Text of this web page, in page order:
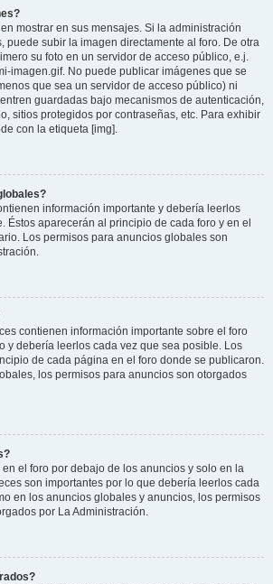
mostrar en sus mensajes. Si la administración
puede subir la imagen directamente al foro. De otra
su foto en un servidor de acceso público, e.j.
imagen.gif. No puede publicar imágenes que se
que sea un servidor de acceso público) ni
guardadas bajo mecanismos de autenticación,
sitios protegidos por contraseñas, etc. Para exhibir
con la etiqueta [img].
información importante y debería leerlos
Éstos aparecerán al principio de cada foro y en el
Los permisos para anuncios globales son
contienen información importante sobre el foro
y debería leerlos cada vez que sea posible. Los
de cada página en el foro donde se publicaron.
los permisos para anuncios son otorgados
el foro por debajo de los anuncios y solo en la
son importantes por lo que debería leerlos cada
en los anuncios globales y anuncios, los permisos
por La Administración.